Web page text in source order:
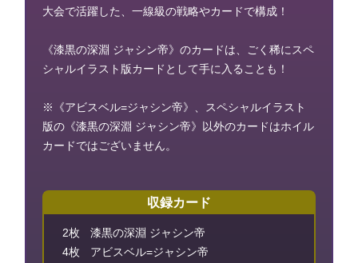
大会で活躍した、一線級の戦略やカードで構成！
《漆黒の深淵 ジャシン帝》のカードは、ごく稀にスペ
シャルイラスト版カードとして手に入ることも！
※《アビスベル=ジャシン帝》、スペシャルイラスト
版の《漆黒の深淵 ジャシン帝》以外のカードはホイル
カードではございません。
収録カード
2枚
漆黒の深淵 ジャシン帝
4枚
アビスベル=ジャシン帝